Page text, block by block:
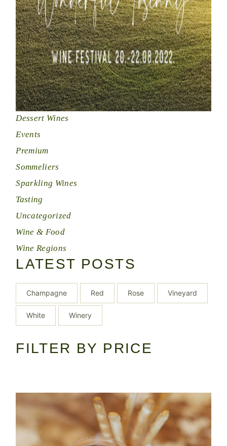
Dessert Wines
Events
Premium
Sommeliers
Sparkling Wines
Tasting
Uncategorized
Wine & Food
Wine Regions
LATEST POSTS
Champagne Red Rose Vineyard
White Winery
FILTER BY PRICE